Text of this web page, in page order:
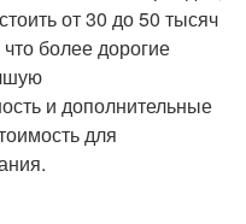
от 30 до 50 тысяч
более дорогие
и дополнительные
для